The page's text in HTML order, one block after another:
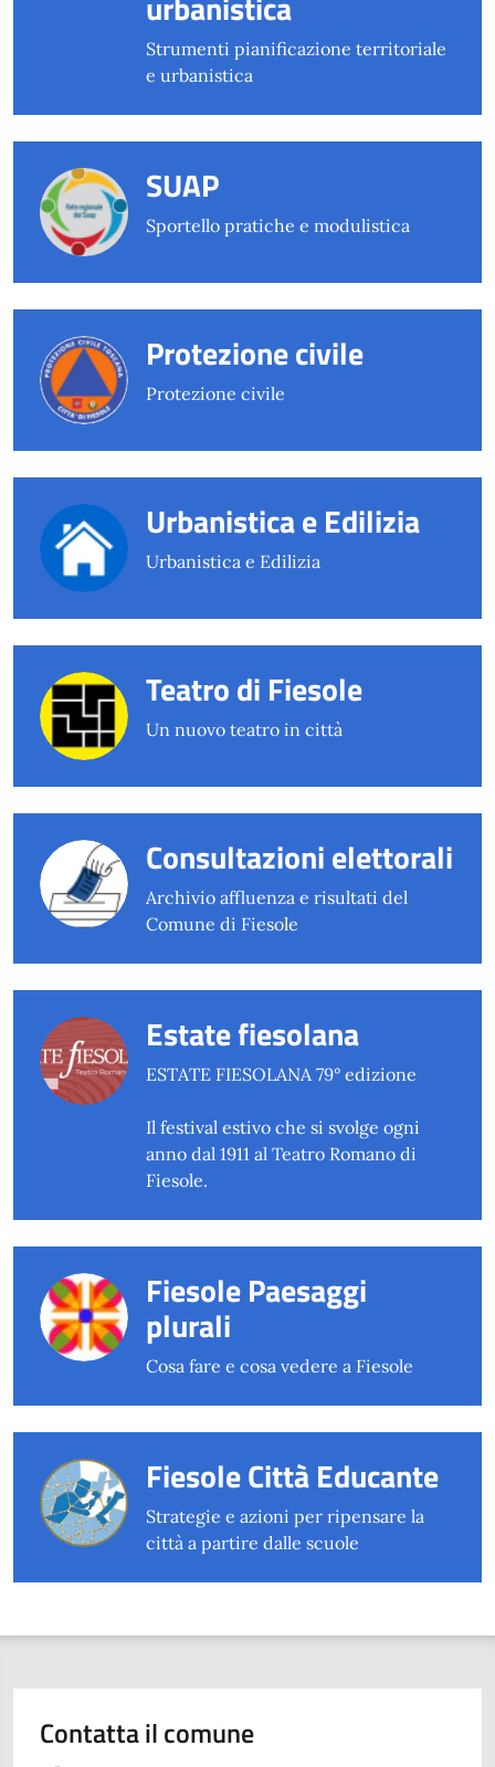
Strumenti pianificazione territoriale
e urbanistica
SUAP
Sportello pratiche e modulistica
Protezione civile
Protezione civile
Urbanistica e Edilizia
Urbanistica e Edilizia
Teatro di Fiesole
Un nuovo teatro in città
Consultazioni elettorali
Archivio affluenza e risultati del
Comune di Fiesole
Estate fiesolana
ESTATE FIESOLANA 79° edizione
Il festival estivo che si svolge ogni
anno dal 1911 al Teatro Romano di
Fiesole.
Fiesole Paesaggi
plurali
Cosa fare e cosa vedere a Fiesole
Fiesole Città Educante
Strategie e azioni per ripensare la
città a partire dalle scuole
Contatta il comune